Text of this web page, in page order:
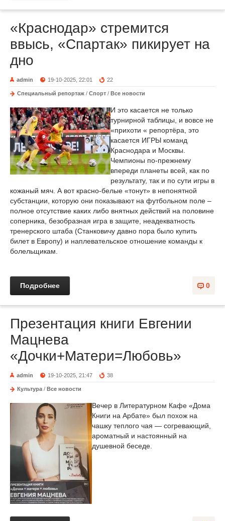
«Краснодар» стремится
ввысь, «Спартак» пикирует на
дно
admin 19-10-2025, 22:01 22
Специальный репортаж / Спорт / Все новости
И это касается не только
турнирной таблицы, и вовсе не
«прихоти « репортёра, это
касается ИГРЫ команд
Краснодара и Москвы.
Чемпионы по-прежнему
впереди планеты всей, как по
результату, так и по сути игры в
кожаный мяч. А вот красно-белые «тонут» в непонятной
субстанции, которую они показывают на футбольном поле –
полное отсутствие каких либо внятных действий на половине
соперника, безобразная игра в защите, неадекватность
тренерского штаба (Станковичу давно пора было купить
билет в Европу) и наплевательское отношение команды к
болельщикам.
0
Подробнее
Презентация книги Евгении
Мацнева
«Дочки+Матери=Любовь»
admin 19-10-2025, 21:47 38
Культура / Все новости
Вечер в Литературном Кафе «Дома
Книги на Арбате» был похож на
чашку теплого чая — согревающий,
ароматный и настоянный на
душевной беседе.